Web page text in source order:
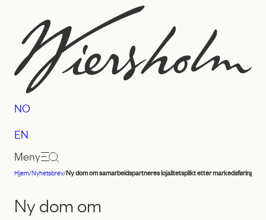
innhold
Advokatfirmaet
Wiersholm
NO
EN
Meny
Hjem/Nyhetsbrev/Ny dom om samarbeidspartneres lojalitetsplikt etter
Ny dom om